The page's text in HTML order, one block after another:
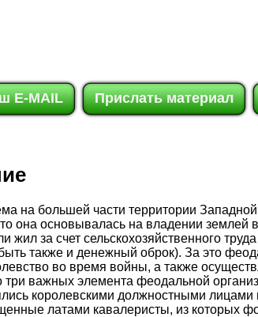
E-MAIL Прислать материал
на большей части территории
она основывалась на владении землей
жил за счет сельскохозяйственного
также и денежный оброк). За это
во время войны, а также
важных элемента феодальной
королевскими должностными
латами кавалеристы, из которых